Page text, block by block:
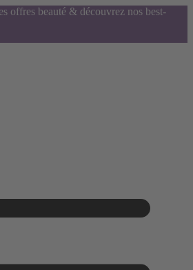
offres beauté & découvrez nos best-